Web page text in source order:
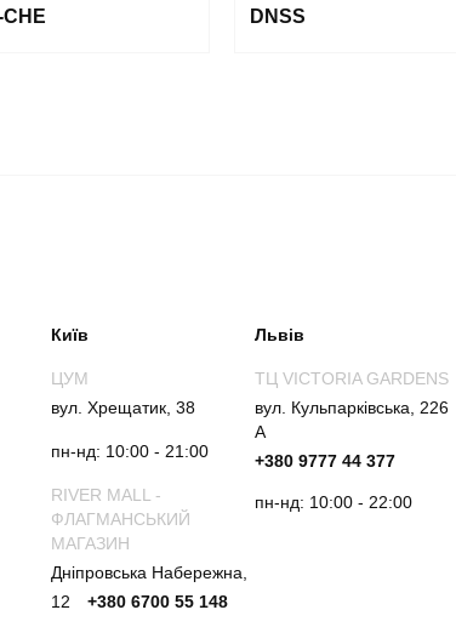
CHE
DNSS
Київ
ЦУМ
вул. Хрещатик, 38
пн-нд: 10:00 - 21:00
RIVER MALL -
ФЛАГМАНСЬКИЙ
МАГАЗИН
Дніпровська Набережна,
12
+380 6700 55 148
Львів
ТЦ VICTORIA GARDENS
вул. Кульпарківська, 226
А
+380 9777 44 377
пн-нд: 10:00 - 22:00